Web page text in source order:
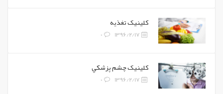
کلينيک تغذيه
1396/2/17
0
کلينيک چشم پزشکي
1396/2/17
0